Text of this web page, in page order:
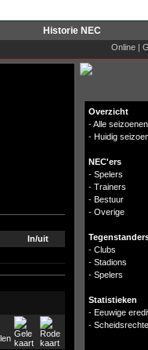
Historie NEC
Online |
In/uit
Overzicht
-Alle seizoenen
- Huidig
NEC'ers
- Spelers
- Trainers
- Bestuur
- Overige
- Clubs
- Stadions
- Spelers
Statistieken
- Eeuwige
-